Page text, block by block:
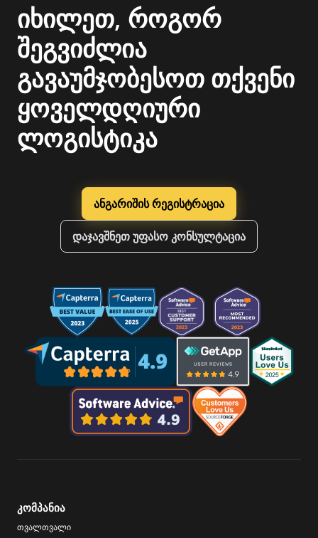
იხილეთ, როგორ
შეგვიძლია
გავაუმჯობესოთ თქვენი
ყოველდღიური
ლოგისტიკა
ანგარიშის რეგისტრაცია
დაჯავშნეთ უფასო კონსულტაცია
კომპანია
თვალთვალი